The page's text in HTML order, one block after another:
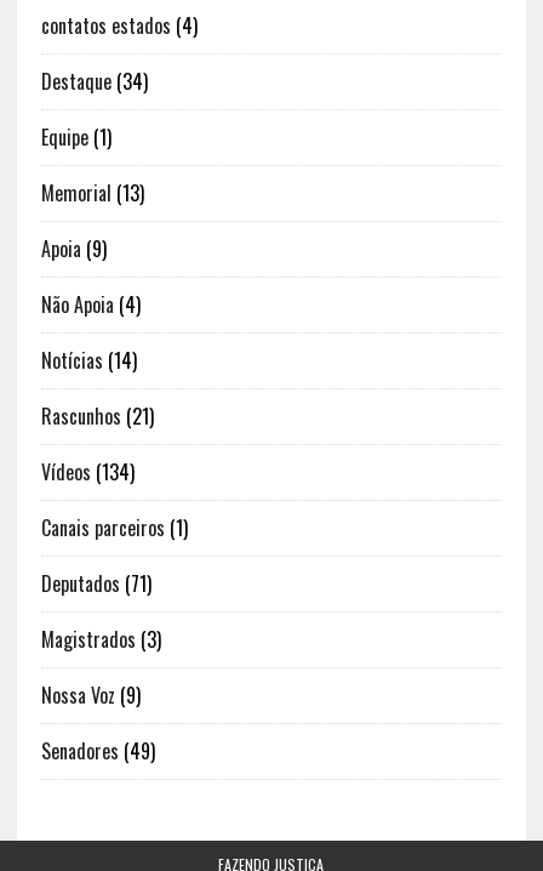
contatos estados (4)
Destaque(34)
Equipe(1)
Memorial (13)
Apoia (9)
Não Apoia (4)
Notícias (14)
Rascunhos (21)
Vídeos (134)
Canais parceiros (1)
Deputados (71)
Magistrados (3)
Nossa Voz (9)
Senadores (49)
FAZENDO JUSTIÇA